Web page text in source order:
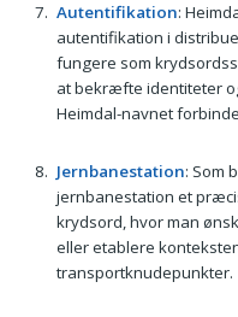
Autentifikation:
autentifikation i
fungere som
at bekræfte identiteter
Heimdal-navnet
Jernbanestation: Som
jernbanestation et
krydsord, hvor man
eller etablere
transportknudepunkter.